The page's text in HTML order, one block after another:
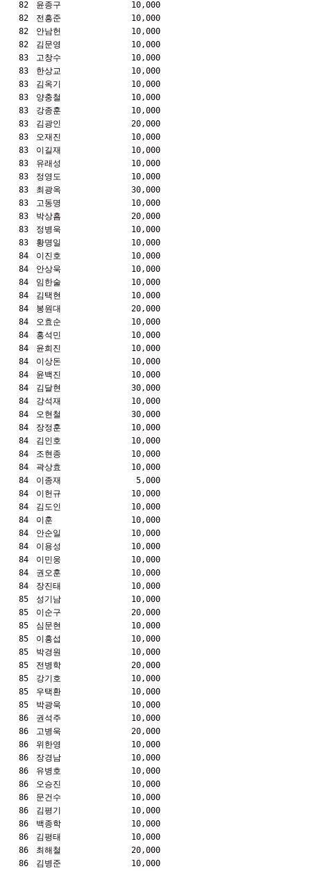
82 윤종구
10,000
82
전흥준
10,000
82
안남헌
10,000
82
김문영
10,000
83
고창수
10,000
83
한상교
10,000
83
김옥기
10,000
83
양충철
10,000
83
강종훈
10,000
83
김광인
20,000
83
오재진
10,000
83
이길재
10,000
83
유래성
10,000
83
정영도
10,000
83
최광옥
30,000
83
고동명
10,000
83
박상흠
20,000
83
정병욱
10,000
83
황명일
10,000
84
이진호
10,000
84
안상욱
10,000
84
임한술
10,000
84
김택현
10,000
84
봉원대
20,000
84
오효순
10,000
84
홍석민
10,000
84
윤희진
10,000
84
이상돈
10,000
84
윤백진
10,000
84
김달현
30,000
84
강석재
10,000
84
오현철
30,000
84
장정훈
10,000
84
김인호
10,000
84
조현종
10,000
84
곽상효
10,000
84
이종재
5,000
84
이헌규
10,000
84
김도인
10,000
84
이훈
10,000
84
안순일
10,000
84
이용성
10,000
84
이민웅
10,000
84
권오훈
10,000
84
장진태
10,000
85
성기남
10,000
85
이순구
20,000
85
심문현
10,000
85
이흥섭
10,000
85
박경원
10,000
85
전병학
20,000
85
강기호
10,000
85
우택환
10,000
85
박광욱
10,000
86
권석주
10,000
86
고병욱
20,000
86
위한영
10,000
86
장경남
10,000
86
유병호
10,000
86
오승진
10,000
86
문건수
10,000
86
김평기
10,000
86
백종학
10,000
86
김평태
10,000
86
최해철
20,000
86
김병준
10,000